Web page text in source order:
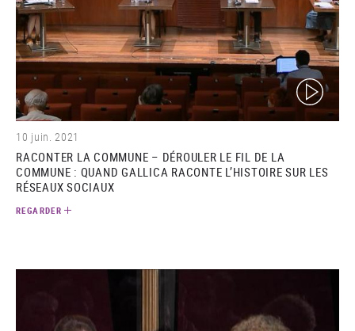
(video)
10 juin. 2021
RACONTER LA COMMUNE – DÉROULER LE FIL DE LA
COMMUNE : QUAND GALLICA RACONTE L’HISTOIRE SUR LES
RÉSEAUX SOCIAUX
REGARDER